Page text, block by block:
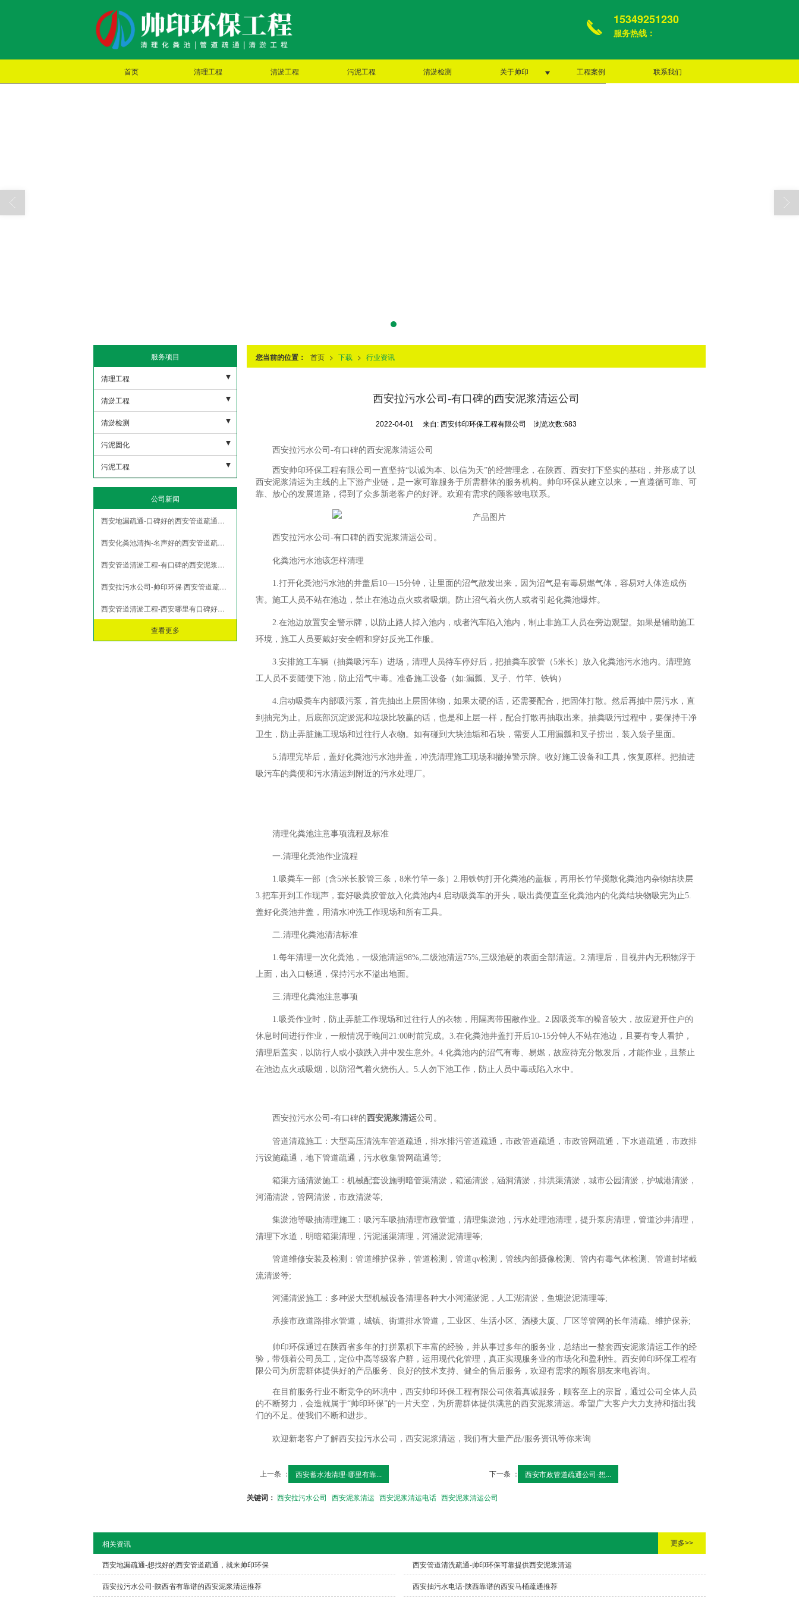
15349251230
服务热线：
首页 清理工程 清淤工程 污泥工程 清淤检测 关于帅印 工程案例 联系我们
您当前的位置： 首页 > 下载 > 行业资讯
西安拉污水公司-有口碑的西安泥浆清运公司
2022-04-01 来自: 西安帅印环保工程有限公司 浏览次数:683
西安拉污水公司-有口碑的西安泥浆清运公司
西安帅印环保工程有限公司一直坚持“以诚为本、以信为天”的经营理念，在陕西、西安打下坚实的基础，并形成了以
西安泥浆清运为主线的上下游产业链，是一家可靠服务于所需群体的服务机构。帅印环保从建立以来，一直遵循可靠、可
靠、放心的发展道路，得到了众多新老客户的好评。欢迎有需求的顾客致电联系。
西安拉污水公司-有口碑的西安泥浆清运公司。
化粪池污水池该怎样清理
1.打开化粪池污水池的井盖后10—15分钟，让里面的沼气散发出来，因为沼气是有毒易燃气体，容易对人体造成伤
害。施工人员不站在池边，禁止在池边点火或者吸烟。防止沼气着火伤人或者引起化粪池爆炸。
2.在池边放置安全警示牌，以防止路人掉入池内，或者汽车陷入池内，制止非施工人员在旁边观望。如果是辅助施工
环境，施工人员要戴好安全帽和穿好反光工作服。
3.安排施工车辆（抽粪吸污车）进场，清理人员待车停好后，把抽粪车胶管（5米长）放入化粪池污水池内。清理施
工人员不要随便下池，防止沼气中毒。准备施工设备（如:漏瓢、叉子、竹竿、铁钩）
4.启动吸粪车内部吸污泵，首先抽出上层固体物，如果太硬的话，还需要配合，把固体打散。然后再抽中层污水，直
到抽完为止。后底部沉淀淤泥和垃圾比较赢的话，也是和上层一样，配合打散再抽取出来。抽粪吸污过程中，要保持干净
卫生，防止弄脏施工现场和过往行人衣物。如有碰到大块油垢和石块，需要人工用漏瓢和叉子捞出，装入袋子里面。
5.清理完毕后，盖好化粪池污水池井盖，冲洗清理施工现场和撤掉警示牌。收好施工设备和工具，恢复原样。把抽进
吸污车的粪便和污水清运到附近的污水处理厂。
清理化粪池注意事项流程及标准
一.清理化粪池作业流程
1.吸粪车一部（含5米长胶管三条，8米竹竿一条）2.用铁钩打开化粪池的盖板，再用长竹竿搅散化粪池内杂物结块层
3.把车开到工作现声，套好吸粪胶管放入化粪池内4.启动吸粪车的开头，吸出粪便直至化粪池内的化粪结块物吸完为止5.
盖好化粪池井盖，用清水冲洗工作现场和所有工具。
二.清理化粪池清洁标准
1.每年清理一次化粪池，一级池清运98%,二级池清运75%,三级池硬的表面全部清运。2.清理后，目视井内无积物浮于
上面，出入口畅通，保持污水不溢出地面。
三.清理化粪池注意事项
1.吸粪作业时，防止弄脏工作现场和过往行人的衣物，用隔离带围敝作业。2.因吸粪车的噪音较大，故应避开住户的
休息时间进行作业，一般情况于晚间21:00时前完成。3.在化粪池井盖打开后10-15分钟人不站在池边，且要有专人看护，
清理后盖实，以防行人或小孩跌入井中发生意外。4.化粪池内的沼气有毒、易燃，故应待充分散发后，才能作业，且禁止
在池边点火或吸烟，以防沼气着火烧伤人。5.人勿下池工作，防止人员中毒或陷入水中。
西安拉污水公司-有口碑的西安泥浆清运公司。
管道清疏施工：大型高压清洗车管道疏通，排水排污管道疏通，市政管道疏通，市政管网疏通，下水道疏通，市政排
污设施疏通，地下管道疏通，污水收集管网疏通等;
箱渠方涵清淤施工：机械配套设施明暗管渠清淤，箱涵清淤，涵洞清淤，排洪渠清淤，城市公园清淤，护城港清淤，
河涌清淤，管网清淤，市政清淤等;
集淤池等吸抽清理施工：吸污车吸抽清理市政管道，清理集淤池，污水处理池清理，提升泵房清理，管道沙井清理，
清理下水道，明暗箱渠清理，污泥涵渠清理，河涌淤泥清理等;
管道维修安装及检测：管道维护保养，管道检测，管道qv检测，管线内部摄像检测、管内有毒气体检测、管道封堵截
流清淤等;
河涌清淤施工：多种淤大型机械设备清理各种大小河涌淤泥，人工湖清淤，鱼塘淤泥清理等;
承接市政道路排水管道，城镇、街道排水管道，工业区、生活小区、酒楼大厦、厂区等管网的长年清疏、维护保养;
帅印环保通过在陕西省多年的打拼累积下丰富的经验，并从事过多年的服务业，总结出一整套西安泥浆清运工作的经
验，带领着公司员工，定位中高等级客户群，运用现代化管理，真正实现服务业的市场化和盈利性。西安帅印环保工程有
限公司为所需群体提供好的产品服务、良好的技术支持、健全的售后服务，欢迎有需求的顾客朋友来电咨询。
在目前服务行业不断竞争的环境中，西安帅印环保工程有限公司依着真诚服务，顾客至上的宗旨，通过公司全体人员
的不断努力，会造就属于“帅印环保”的一片天空，为所需群体提供满意的西安泥浆清运。希望广大客户大力支持和指出我
们的不足。使我们不断和进步。
欢迎新老客户了解西安拉污水公司，西安泥浆清运，我们有大量产品/服务资讯等你来询
上一条 ： 西安蓄水池清理-哪里有靠... 下一条 ： 西安市政管道疏通公司-想...
关键词： 西安拉污水公司 西安泥浆清运 西安泥浆清运电话 西安泥浆清运公司
服务项目
清理工程
污水池清理
下水管道清理
沉淀池清理
隔油地清理
泥浆池清理
清淤工程
河道清淤
雨水清淤
人工湖清淤
市政管道疏通清淤
污水管道疏通清淤
清淤检测
市政潜水打捞
市政管网机器人检测
污泥固化
非开挖修复紫外线光固化
盾构泥浆固化压榨
污水池压榨固化
污水池污泥固化
污泥工程
污泥外运
污泥固华压榨
公司新闻
西安地漏疏通-口碑好的西安管道疏通服务推荐
西安化粪池清掏-名声好的西安管道疏通西安市哪里有
西安管道清淤工程-有口碑的西安泥浆清运就在帅印环保
西安拉污水公司-帅印环保·西安管道疏通公司
西安管道清淤工程-西安哪里有口碑好的西安泥浆清运
查看更多
相关资讯 更多>>
西安地漏疏通-想找好的西安管道疏通，就来帅印环保 西安管道清洗疏通-帅印环保可靠提供西安泥浆清运
西安拉污水公司-陕西省有靠谱的西安泥浆清运推荐 西安抽污水电话-陕西靠谱的西安马桶疏通推荐